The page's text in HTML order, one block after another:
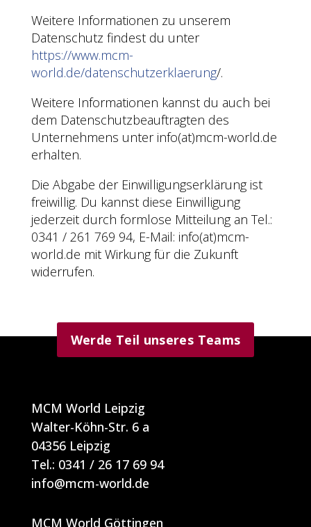
Weitere Informationen zu unserem
Datenschutz findest du unter
https://www.mcm-
world.de/datenschutzerklaerung/.
Weitere Informationen kannst du auch bei
dem Datenschutzbeauftragten des
Unternehmens unter info(at)mcm-world.de
erhalten.
Die Abgabe der Einwilligungserklärung ist
freiwillig. Du kannst diese Einwilligung
jederzeit durch formlose Mitteilung an Tel.:
0341 / 261 769 94, E-Mail: info(at)mcm-
world.de mit Wirkung für die Zukunft
widerrufen.
Werde Teil unseres Teams
MCM World Leipzig
Walter-Köhn-Str. 6 a
04356 Leipzig
Tel.: 0341 / 26 17 69 94
info@mcm-world.de
MCM World Göttingen